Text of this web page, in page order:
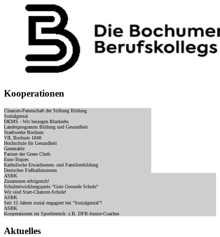
Kooperationen
Chancen-Patenschaft der Stiftung Bildung
Sozialgenial
DKMS - Wir besiegen Blutkrebs
Landesprogramm Bildung und Gesundheit
Stadtwerke Bochum
VfL Bochum 1848
Hochschule für Gesundheit
Greentable
Partner der Green Chefs
Euro-Toques
Katholische Erwachsenen- und Familienbildung
Deutsches Fußballmuseum
ASBK
Zusammen erfolgreich!
Schulentwicklungspreis "Gute Gesunde Schule"
Wir sind Start-Chancen-Schule!
ASBK
Seit 15 Jahren sozial engagiert bei "Sozialgenial"!
ASBK
Kooperationen im Sportbereich: z.B. DFB-Junior-Coaches
Aktuelles